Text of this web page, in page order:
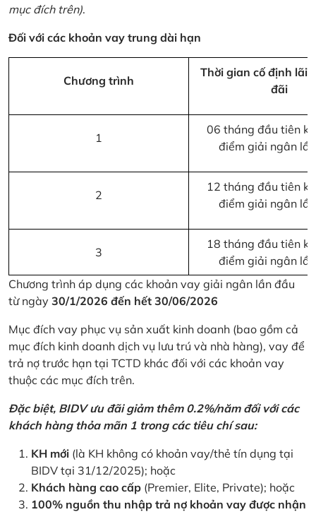
mục đích trên).
Đối với các khoản vay trung dài hạn
Chương trình
Thời gian cố định lãi
đãi
1
06 tháng đầu tiên
điểm giải ngân
2
12 tháng đầu tiên
điểm giải ngân
3
18 tháng đầu tiên
điểm giải ngân
Chương trình áp dụng các khoản vay giải ngân lần đầu
từ ngày 30/1/2026 đến hết 30/06/2026
Mục đích vay phục vụ sản xuất kinh doanh (bao gồm cả
mục đích kinh doanh dịch vụ lưu trú và nhà hàng), vay để
trả nợ trước hạn tại TCTD khác đối với các khoản vay
thuộc các mục đích trên.
Đặc biệt, BIDV ưu đãi giảm thêm 0.2%/năm đối với các
khách hàng thỏa mãn 1 trong các tiêu chí sau:
KH mới (là KH không có khoản vay/thẻ tín dụng tại
BIDV tại 31/12/2025); hoặc
Khách hàng cao cấp (Premier, Elite, Private); hoặc
100% nguồn thu nhập trả nợ khoản vay được nhận